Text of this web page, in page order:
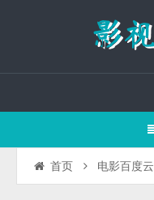
首页 电影百度云